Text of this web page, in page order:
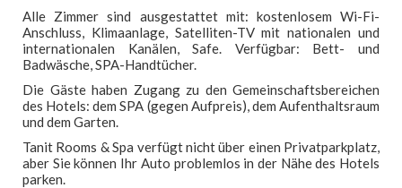
Alle Zimmer sind ausgestattet mit: kostenlosem Wi-Fi-
Anschluss, Klimaanlage, Satelliten-TV mit nationalen und
internationalen Kanälen, Safe. Verfügbar: Bett- und
Badwäsche, SPA-Handtücher.
Die Gäste haben Zugang zu den Gemeinschaftsbereichen
des Hotels: dem SPA (gegen Aufpreis), dem Aufenthaltsraum
und dem Garten.
Tanit Rooms & Spa verfügt nicht über einen Privatparkplatz,
aber Sie können Ihr Auto problemlos in der Nähe des Hotels
parken.